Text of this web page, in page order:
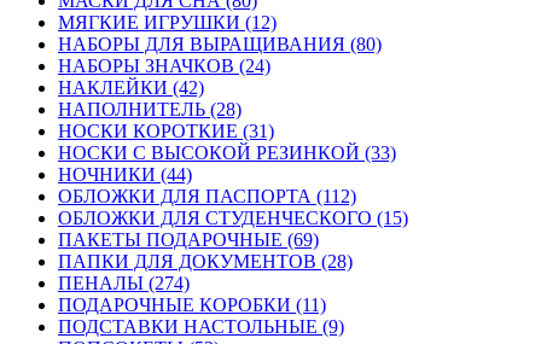
МЯГКИЕ ИГРУШКИ (12)
НАБОРЫ ДЛЯ ВЫРАЩИВАНИЯ (80)
НАБОРЫ ЗНАЧКОВ (24)
НАКЛЕЙКИ (42)
НАПОЛНИТЕЛЬ (28)
НОСКИ КОРОТКИЕ (31)
НОСКИ С ВЫСОКОЙ РЕЗИНКОЙ (33)
НОЧНИКИ (44)
ОБЛОЖКИ ДЛЯ ПАСПОРТА (112)
ОБЛОЖКИ ДЛЯ СТУДЕНЧЕСКОГО (15)
ПАКЕТЫ ПОДАРОЧНЫЕ (69)
ПАПКИ ДЛЯ ДОКУМЕНТОВ (28)
ПЕНАЛЫ (274)
ПОДАРОЧНЫЕ КОРОБКИ (11)
ПОДСТАВКИ НАСТОЛЬНЫЕ (9)